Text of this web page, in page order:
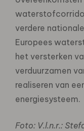
verdere
Europees
het versterken
verduurzamen
realiseren van
energiesysteem.
Foto: V.l.n.r.: